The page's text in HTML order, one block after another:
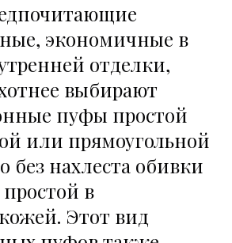
экономичные в
отделки,
выбирают
пуфы простой
или прямоугольной
без нахлеста обивки
в
Этот вид